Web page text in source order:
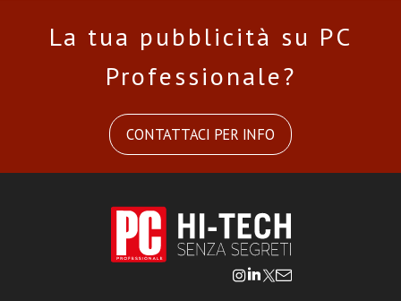
La tua pubblicità su PC
Professionale?
CONTATTACI PER INFO